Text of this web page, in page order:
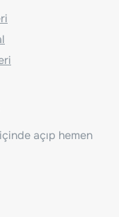
açıp hemen